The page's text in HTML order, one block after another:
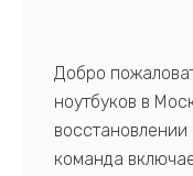
Добро
ноутбуков в
команда